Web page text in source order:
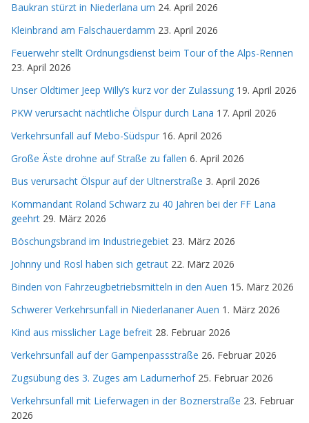
Baukran stürzt in Niederlana um 24. April 2026
Kleinbrand am Falschauerdamm 23. April 2026
Feuerwehr stellt Ordnungsdienst beim Tour of the Alps-Rennen
23. April 2026
Unser Oldtimer Jeep Willy’s kurz vor der Zulassung 19. April 2026
PKW verursacht nächtliche Ölspur durch Lana 17. April 2026
Verkehrsunfall auf Mebo-Südspur 16. April 2026
Große Äste drohne auf Straße zu fallen 6. April 2026
Bus verursacht Ölspur auf der Ultnerstraße 3. April 2026
Kommandant Roland Schwarz zu 40 Jahren bei der FF Lana
geehrt 29. März 2026
Böschungsbrand im Industriegebiet 23. März 2026
Johnny und Rosl haben sich getraut 22. März 2026
Binden von Fahrzeugbetriebsmitteln in den Auen 15. März 2026
Schwerer Verkehrsunfall in Niederlananer Auen 1. März 2026
Kind aus misslicher Lage befreit 28. Februar 2026
Verkehrsunfall auf der Gampenpassstraße 26. Februar 2026
Zugsübung des 3. Zuges am Ladurnerhof 25. Februar 2026
Verkehrsunfall mit Lieferwagen in der Boznerstraße 23. Februar
2026